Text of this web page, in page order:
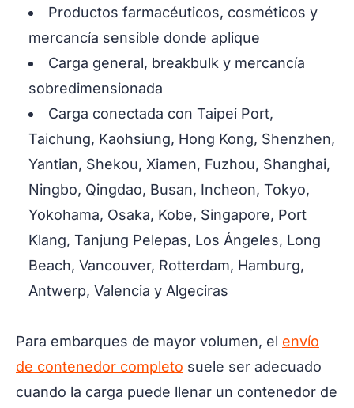
Productos farmacéuticos, cosméticos y
mercancía sensible donde aplique
Carga general, breakbulk y mercancía
sobredimensionada
Carga conectada con Taipei Port,
Taichung, Kaohsiung, Hong Kong, Shenzhen,
Yantian, Shekou, Xiamen, Fuzhou, Shanghai,
Ningbo, Qingdao, Busan, Incheon, Tokyo,
Yokohama, Osaka, Kobe, Singapore, Port
Klang, Tanjung Pelepas, Los Ángeles, Long
Beach, Vancouver, Rotterdam, Hamburg,
Antwerp, Valencia y Algeciras
Para embarques de mayor volumen, el envío
de contenedor completo suele ser adecuado
cuando la carga puede llenar un contenedor de